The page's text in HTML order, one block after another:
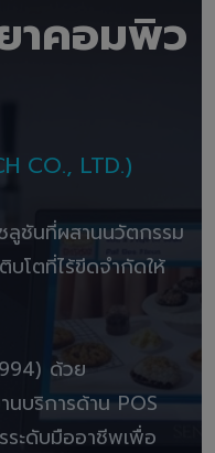
าคอมพิว
CO., LTD.)
ลูชันที่ผสานนวัตกรรม
บโตที่ไร้ขีดจำกัดให้
ด้วย
บริการด้าน POS
ระดับมืออาชีพเพื่อ